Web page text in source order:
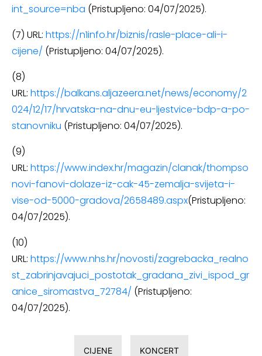
int_source=nba (Pristupljeno: 04/07/2025).
(7) URL: https://n1info.hr/biznis/rasle-place-ali-i-
cijene/ (Pristupljeno: 04/07/2025).
(8)
URL: https://balkans.aljazeera.net/news/economy/2
024/12/17/hrvatska-na-dnu-eu-ljestvice-bdp-a-po-
stanovniku (Pristupljeno: 04/07/2025).
(9)
URL: https://www.index.hr/magazin/clanak/thompso
novi-fanovi-dolaze-iz-cak-45-zemalja-svijeta-i-
vise-od-5000-gradova/2658489.aspx(Pristupljeno:
04/07/2025).
(10)
URL: https://www.nhs.hr/novosti/zagrebacka_realno
st_zabrinjavajuci_postotak_gradana_zivi_ispod_gr
anice_siromastva_72784/ (Pristupljeno:
04/07/2025).
CIJENE KONCERT